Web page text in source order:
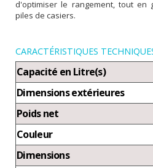
d'optimiser le rangement, tout en
piles de casiers.
CARACTÉRISTIQUES
Capacité en Litre(s)
Dimensions extérieures
Poids net
Couleur
Dimensions